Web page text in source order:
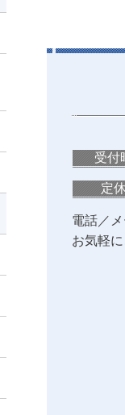
受付
定
電話／
お気軽